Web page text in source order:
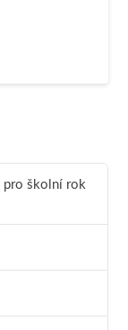
pro školní rok